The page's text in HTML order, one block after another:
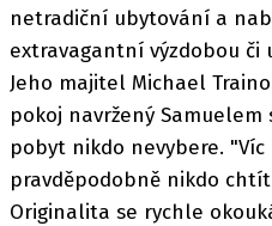
netradiční ubytování a
extravagantní výzdobou či
Jeho majitel Michael
pokoj navržený
pobyt nikdo nevybere.
pravděpodobně nikdo
Originalita se rychle